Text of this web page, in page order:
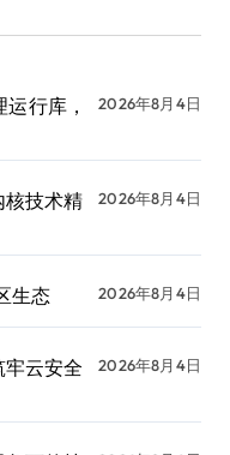
行库，
2026年8月4日
技术精
2026年8月4日
生态 2026年8月4日
云安全
2026年8月4日